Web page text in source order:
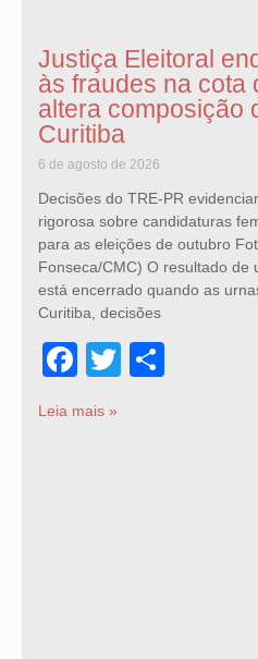
Justiça Eleitoral
às fraudes na cota
altera composição
Curitiba
6 de agosto de 2026
Decisões do TRE-PR
rigorosa sobre candidaturas
para as eleições de outubro
Fonseca/CMC) O resultado de
está encerrado quando as
Curitiba, decisões
Facebook
Twitter
Leia mais »